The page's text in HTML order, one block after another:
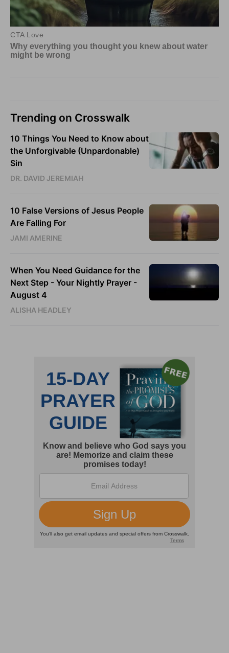
Trending on Crosswalk
10 Things You Need to Know about
the Unforgivable (Unpardonable)
Sin
DR. DAVID JEREMIAH
10 False Versions of Jesus People
Are Falling For
JAMI AMERINE
When You Need Guidance for the
Next Step - Your Nightly Prayer -
August 4
ALISHA HEADLEY